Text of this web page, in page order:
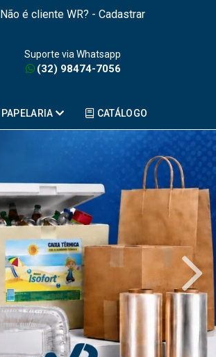
Não é cliente WR? - Cadastrar
Suporte via Whatsapp
(32) 98474-7056
PAPELARIA CATÁLOGO